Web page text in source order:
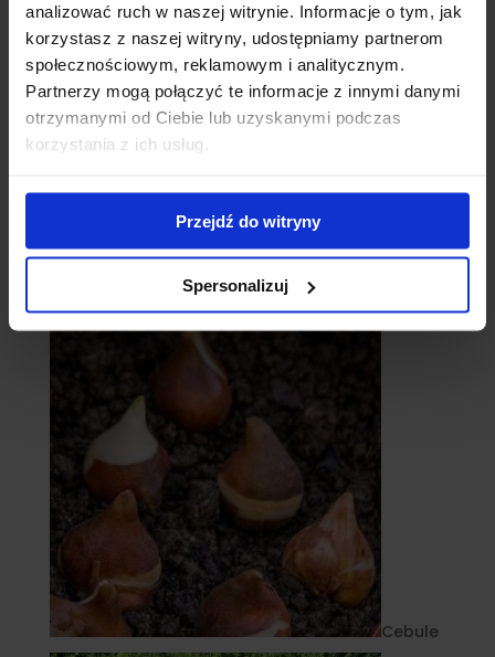
analizować ruch w naszej witrynie. Informacje o tym, jak
korzystasz z naszej witryny, udostępniamy partnerom
społecznościowym, reklamowym i analitycznym.
Partnerzy mogą połączyć te informacje z innymi danymi
otrzymanymi od Ciebie lub uzyskanymi podczas
korzystania z ich usług.
Przejdź do witryny
Spersonalizuj
catalpy
Cebule